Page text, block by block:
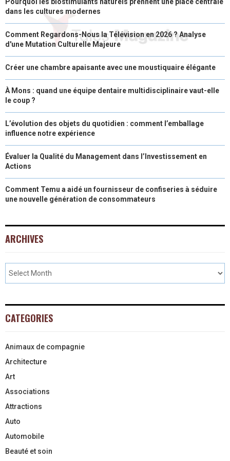
dans les cultures modernes
Comment Regardons-Nous la Télévision en 2026 ? Analyse
d'une Mutation Culturelle Majeure
Créer une chambre apaisante avec une moustiquaire élégante
À Mons : quand une équipe dentaire multidisciplinaire vaut-elle
le coup ?
L’évolution des objets du quotidien : comment l’emballage
influence notre expérience
Évaluer la Qualité du Management dans l’Investissement en
Actions
Comment Temu a aidé un fournisseur de confiseries à séduire
une nouvelle génération de consommateurs
ARCHIVES
CATEGORIES
Animaux de compagnie
Architecture
Art
Associations
Attractions
Auto
Automobile
Beauté et soin